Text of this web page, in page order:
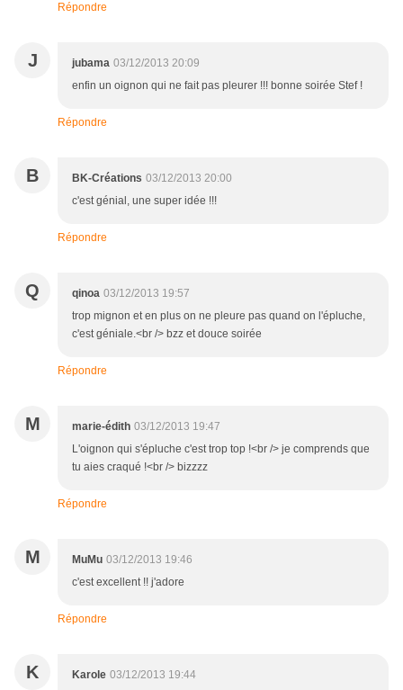
Répondre
J jubama 03/12/2013 20:09
enfin un oignon qui ne fait pas pleurer !!! bonne soirée Stef !
Répondre
B BK-Créations 03/12/2013 20:00
c'est génial, une super idée !!!
Répondre
Q qinoa 03/12/2013 19:57
trop mignon et en plus on ne pleure pas quand on l'épluche,
c'est géniale.<br /> bzz et douce soirée
Répondre
M marie-édith 03/12/2013 19:47
L'oignon qui s'épluche c'est trop top !<br /> je comprends que
tu aies craqué !<br /> bizzzz
Répondre
M MuMu 03/12/2013 19:46
c'est excellent !! j'adore
Répondre
K Karole 03/12/2013 19:44